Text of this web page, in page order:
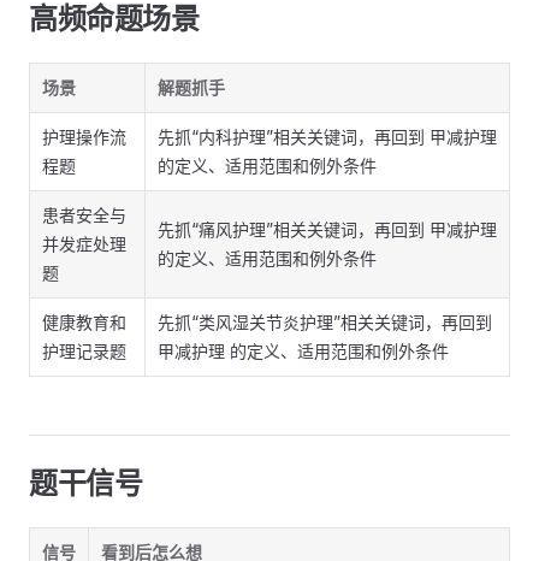
高频命题场景
场景 解题抓手
护理操作流
程题
先抓“内科护理”相关关键词，再回到 甲减护理
的定义、适用范围和例外条件
患者安全与
并发症处理
题
先抓“痛风护理”相关关键词，再回到 甲减护理
的定义、适用范围和例外条件
健康教育和
护理记录题
先抓“类风湿关节炎护理”相关关键词，再回到
甲减护理 的定义、适用范围和例外条件
题干信号
信号 看到后怎么想